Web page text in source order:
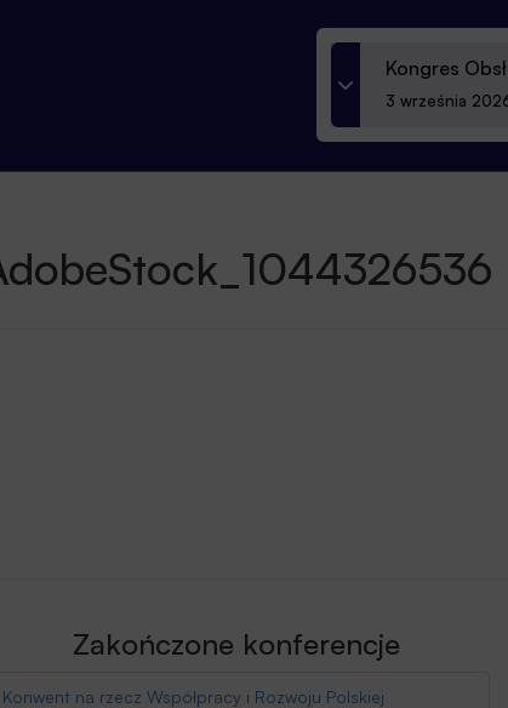
Kongres
3 września
Zakończone konferencje
Konwent na rzecz Współpracy i Rozwoju Polskiej